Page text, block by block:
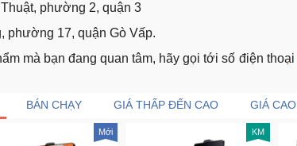
phường 2, quận 3
phường 17, quận Gò Vấp.
mà bạn đang quan tâm, hãy gọi tới số điện thoại
BÁN CHẠY GIÁ THẤP ĐẾN CAO GIÁ
Mới KM